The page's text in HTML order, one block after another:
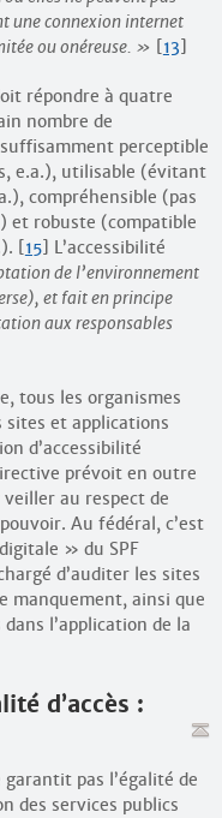
une connexion internet
ou onéreuse.
[13]
répondre à quatre
nombre de
perceptible
e.a.), utilisable (évitant
compréhensible (pas
et robuste (compatible
[15] L’accessibilité
de l’environnement
et fait en principe
aux responsables
tous les organismes
sites et applications
d’accessibilité
prévoit en outre
au respect de
Au fédéral, c’est
» du SPF
d’auditer les sites
manquement, ainsi que
l’application de la
d’accès :
pas l’égalité de
des services publics